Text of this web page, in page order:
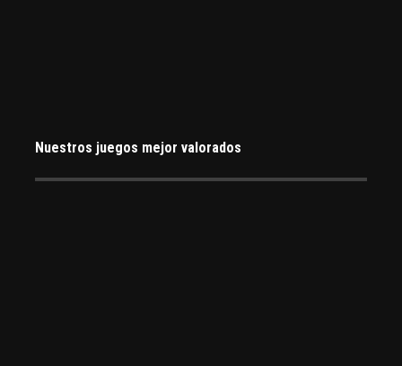
Nuestros juegos mejor valorados